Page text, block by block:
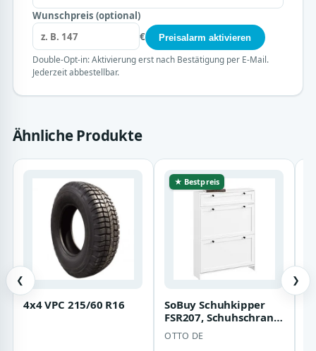
Wunschpreis (optional)
€
Preisalarm aktivieren
Double-Opt-in: Aktivierung erst nach Bestätigung per E-Mail.
Jederzeit abbestellbar.
Ähnliche Produkte
❮
4x4 VPC 215/60 R16
★ Bestpreis
SoBuy Schuhkipper
FSR207, Schuhschrank
schmal, Schuhregal
Schuhkommode…
OTTO DE
❯